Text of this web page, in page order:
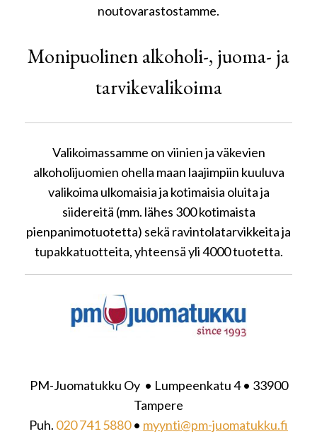
noutovarastostamme.
Monipuolinen alkoholi-, juoma- ja
tarvikevalikoima
Valikoimassamme on viinien ja väkevien
alkoholijuomien ohella maan laajimpiin kuuluva
valikoima ulkomaisia ja kotimaisia oluita ja
siidereitä (mm. lähes 300 kotimaista
pienpanimotuotetta) sekä ravintolatarvikkeita ja
tupakkatuotteita, yhteensä yli 4000 tuotetta.
PM-Juomatukku Oy • Lumpeenkatu 4 • 33900
Tampere
Puh. 020 741 5880• myynti@pm-juomatukku.fi